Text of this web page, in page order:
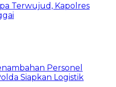
Terwujud, Kapolres
Personel
Siapkan Logistik